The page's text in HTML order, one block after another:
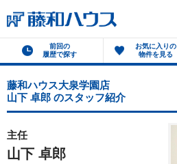
前回の
履歴で探す
お気に入りの
物件を見る
藤和ハウス大泉学園店
山下 卓郎 のスタッフ紹介
主任
山下 卓郎